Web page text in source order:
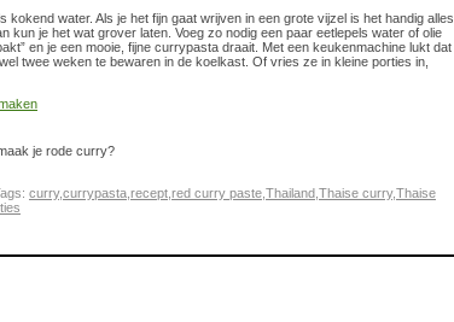
water. Als je het fijn gaat wrijven in een grote vijzel is het handig alles
kun je het wat grover laten. Voeg zo nodig een paar eetlepels water of olie
en je een mooie, fijne currypasta draait. Met een keukenmachine lukt dat
twee weken te bewaren in de koelkast. Of vries ze in kleine porties in,
je rode curry?
curry,currypasta recept red curry paste Thailand Thaise curry,Thaise